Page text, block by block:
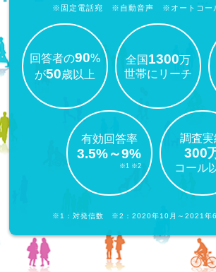
※固定電話宛 ※自動音声 ※オートコー
回答者の90%
が50歳以上
全国 1300万
世帯にリーチ
有効回答率
3.5%～9%
※1 ※2
調査実
300
コール
※1：対発信数 ※2：2020年10月～2021年6